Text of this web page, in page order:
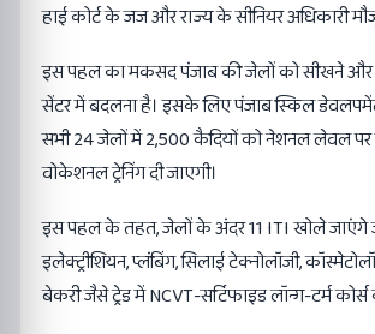
हाई कोर्ट के जज और राज्य के सीनियर अधिकारी
इस पहल का मकसद पंजाब की जेलों को सीखने और
सेंटर में बदलना है। इसके लिए पंजाब स्किल
सभी 24 जेलों में 2,500 कैदियों को नेशनल लेवल पर
वोकेशनल ट्रेनिंग दी जाएगी।
इस पहल के तहत, जेलों के अंदर 11 ITI खोले जाएंगे
इलेक्ट्रीशियन, प्लंबिंग, सिलाई टेक्नोलॉजी,
बेकरी जैसे ट्रेड में NCVT-सर्टिफाइड लॉन्ग-टर्म